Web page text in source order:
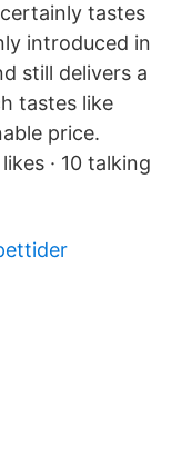
tastes
introduced in
still delivers a
tastes like
price.
· 10 talking